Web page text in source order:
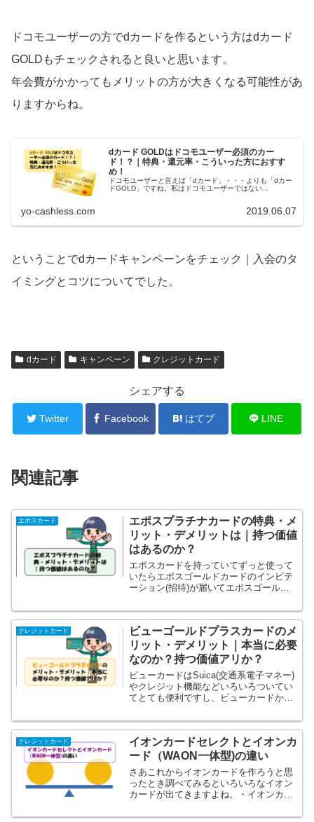
ドコモユーザーの方でdカードを作るという方はdカード
GOLDもチェックされると良いと思います。
年会費がかかってもメリットの方が大きくなる可能性があ
りますからね。
dカード GOLDはドコモユーザー必須のカー
ド！？｜特典・還元率・こういった方におすす
め！
ドコモユーザーと言えば「dカード」・・・よりも「dカー
ドGOLD」ですね。私はドコモユーザーではない...
yo-cashless.com 2019.06.07
ということでdカードキャンペーンをチェック｜入会のタ
イミングとコツについてでした。
dカード キャンペーン クレジットカード
シェアする
Twitter Facebook はてブ LINE
関連記事
エポスカード
エポスプラチナカードの特典・メ
リット・デメリットは｜持つ価値
はあるのか？
エポスカードを持っていてずっと使って
いたらエポスゴールドカードのインビテ
ーション(招待)が届いてエポスゴールド
チナカードのインビテーションが届くと
いったところまでなったりします。ゴー
ルドカードを持っている...
クレジットカード
ビューゴールドプラスカードのメ
リット・デメリット｜本当に必要
なのか？持つ価値アリか？
ビューカードはSuica(交通系電子マネー)
やクレジット機能などいろいろついてい
てとても便利ですし、ビューカードから
いう高還元率も魅力です。正直Suicaは
関東圏でJRによく乗られる方向けのよう
に...
クレジットカード
イオンカードセレクトとイオンカ
ード（WAON一体型)の違い
さあこれからイオンカードを作ろうと思
ったとき調べてみるといろいろなイオン
カードが出てきますよね。・イオンカー
イ・ストーリーデザイン）・イオンカー